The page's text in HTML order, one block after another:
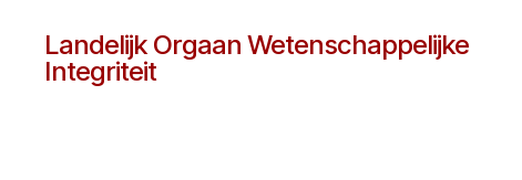
Landelijk Orgaan Wetenschappelijke
Integriteit